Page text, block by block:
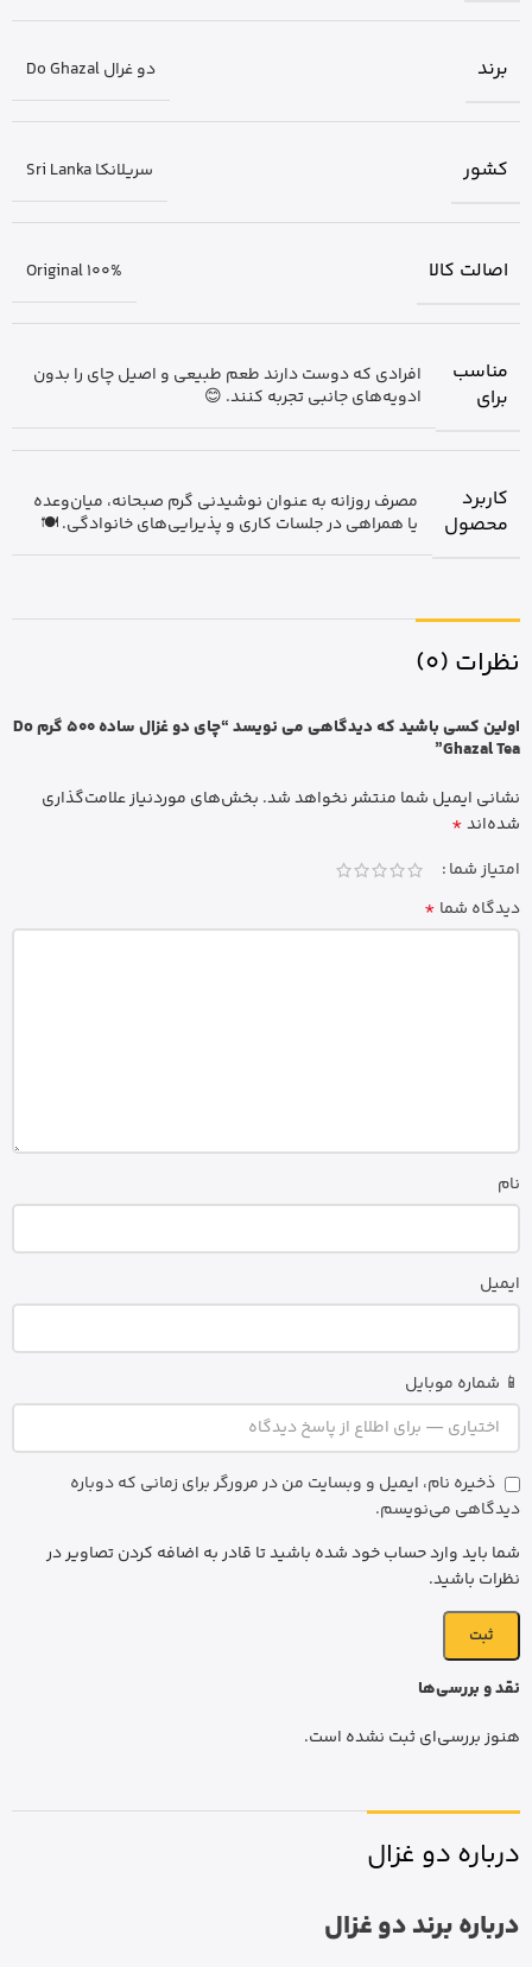
برند دو غرال Do Ghazal
کشور سریلانکا Sri Lanka
اصالت کالا Original 100%
مناسب
برای
افرادی که دوست دارند طعم طبیعی و اصیل چای را بدون
ادویه‌های جانبی تجربه کنند. 😊
کاربرد
محصول
مصرف روزانه به عنوان نوشیدنی گرم صبحانه، میان‌وعده
یا همراهی در جلسات کاری و پذیرایی‌های خانوادگی. 🍽️
نظرات (0)
نقد و بررسی‌ها
هنوز بررسی‌ای ثبت نشده است.
اولین کسی باشید که دیدگاهی می نویسد “چای دو غزال ساده 500 گرم Do
Ghazal Tea”
نشانی ایمیل شما منتشر نخواهد شد. بخش‌های موردنیاز علامت‌گذاری
شده‌اند*
امتیاز شما
دیدگاه شما *
نام
ایمیل
📱 شماره موبایل
ذخیره نام، ایمیل و وبسایت من در مرورگر برای زمانی که دوباره
دیدگاهی می‌نویسم.
شما باید وارد حساب خود شده باشید تا قادر به اضافه کردن تصاویر در
نظرات باشید.
درباره دو غزال
درباره برند دو غزال